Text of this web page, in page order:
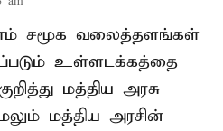
சமூக வலைத்தளங்கள்
உள்ளடக்கத்தை
மத்திய அரசு
மத்திய அரசின்